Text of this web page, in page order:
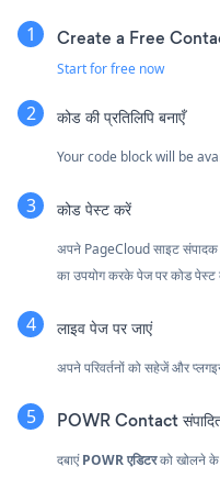
Create a Free
Start for free now
कोड की प्रतिलिपि बनाएँ
Your code block will be
कोड पेस्ट करें
अपने PageCloud साइट संपादक
का उपयोग करके पेज पर कोड पेस्ट
लाइव पेज पर जाएं
अपने परिवर्तनों को सहेजें और
POWR Contact
दबाएंPOWRएडिटरको खोलने के